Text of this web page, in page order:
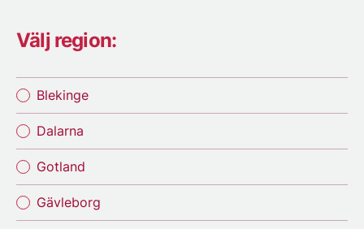
Välj region:
Blekinge
Dalarna
Gotland
Gävleborg